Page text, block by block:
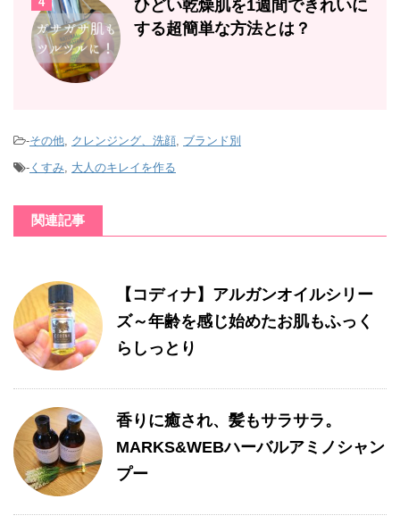
ひどい乾燥肌を1週間できれいに
する超簡単な方法とは？
-その他 クレンジング、洗顔 ブランド別
- くすみ 大人のキレイを作る
関連記事
【コディナ】アルガンオイルシリー
ズ～年齢を感じ始めたお肌もふっく
らしっとり
香りに癒され、髪もサラサラ。
MARKS&WEBハーバルアミノシャン
プー